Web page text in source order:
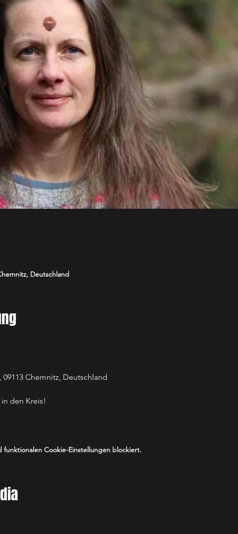
Deutschland
09113 Chemnitz, Deutschland
den Kreis!
Cookie-Einstellungen blockiert.